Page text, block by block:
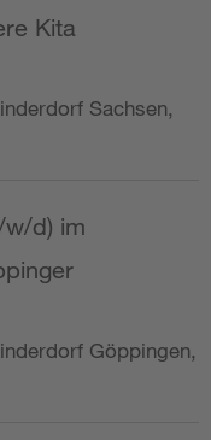
Kita
Sachsen,
w/d) im
Göppingen,